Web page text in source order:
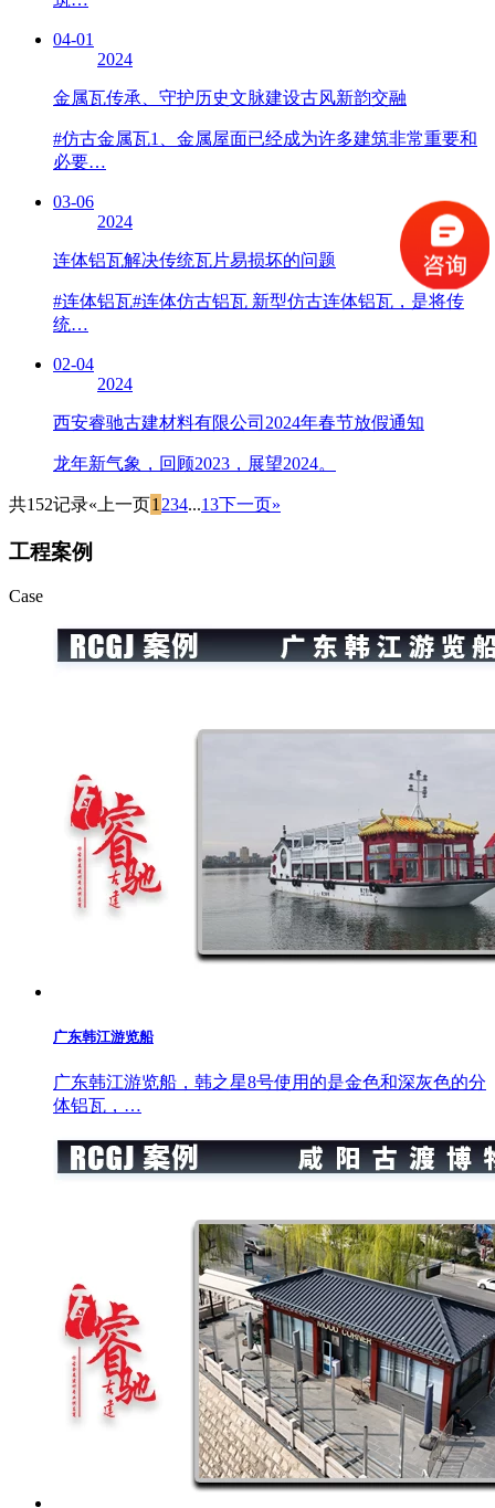
04-01
2024
金属瓦传承、守护历史文脉建设古风新韵交融
#仿古金属瓦1、金属屋面已经成为许多建筑非常重要和
必要…
03-06
2024
连体铝瓦解决传统瓦片易损坏的问题
#连体铝瓦#连体仿古铝瓦 新型仿古连体铝瓦，是将传
统…
02-04
2024
西安睿驰古建材料有限公司2024年春节放假通知
龙年新气象，回顾2023，展望2024。
共152记录«上一页1 234...13下一页»
工程案例
Case
广东韩江游览船
广东韩江游览船，韩之星8号使用的是金色和深灰色的分
体铝瓦，…